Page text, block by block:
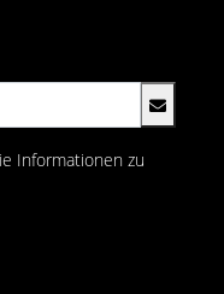
Informationen zu